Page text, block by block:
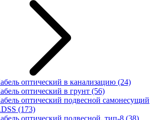
оптический в канализацию (24)
оптический в грунт (56)
оптический подвесной самонесущий
(173)
оптический подвесной, тип-8 (38)